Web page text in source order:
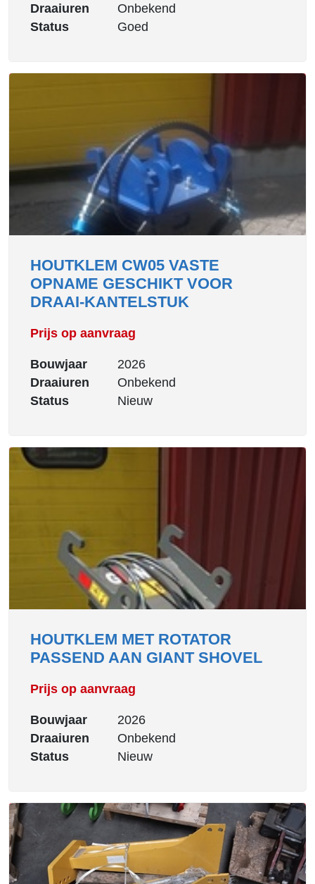
Draaiuren
Onbekend
Status
Goed
HOUTKLEM CW05 VASTE
OPNAME GESCHIKT VOOR
DRAAI-KANTELSTUK
Prijs op aanvraag
Bouwjaar
2026
Draaiuren
Onbekend
Status
Nieuw
HOUTKLEM MET ROTATOR
PASSEND AAN GIANT SHOVEL
Prijs op aanvraag
Bouwjaar
2026
Draaiuren
Onbekend
Status
Nieuw